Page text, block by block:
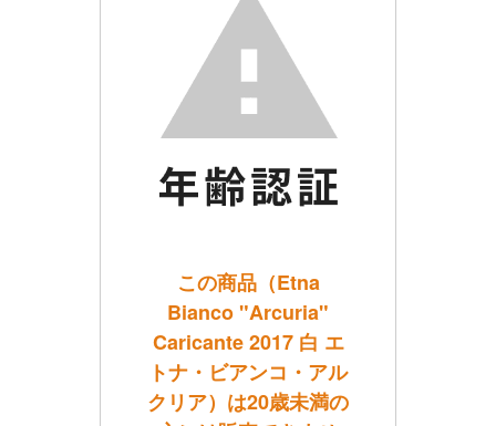
この商品（Etna
Bianco "Arcuria"
Caricante 2017 白 エ
トナ・ビアンコ・アル
クリア）は20歳未満の